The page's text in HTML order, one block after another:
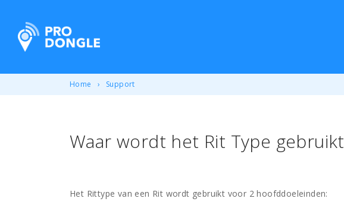
ProDongle Track & Trace
Home Support
Waar wordt het Rit Type gebruikt
Het Rittype van een Rit wordt gebruikt voor 2 hoofddoeleinden: